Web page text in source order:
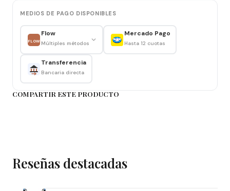
Profundidad de asiento: 48cm
Diámetro de base: 61
Respaldo Nylon
Asiento acolchado
Reposacabezas y antebrazos Regulable
MEDIOS DE PAGO DISPONIBLES
FLOW
Flow
Múltiples métodos
Mercado Pago
Hasta 12 cuotas
Transferencia
Bancaria directa
COMPARTIR ESTE PRODUCTO
Reseñas destacadas